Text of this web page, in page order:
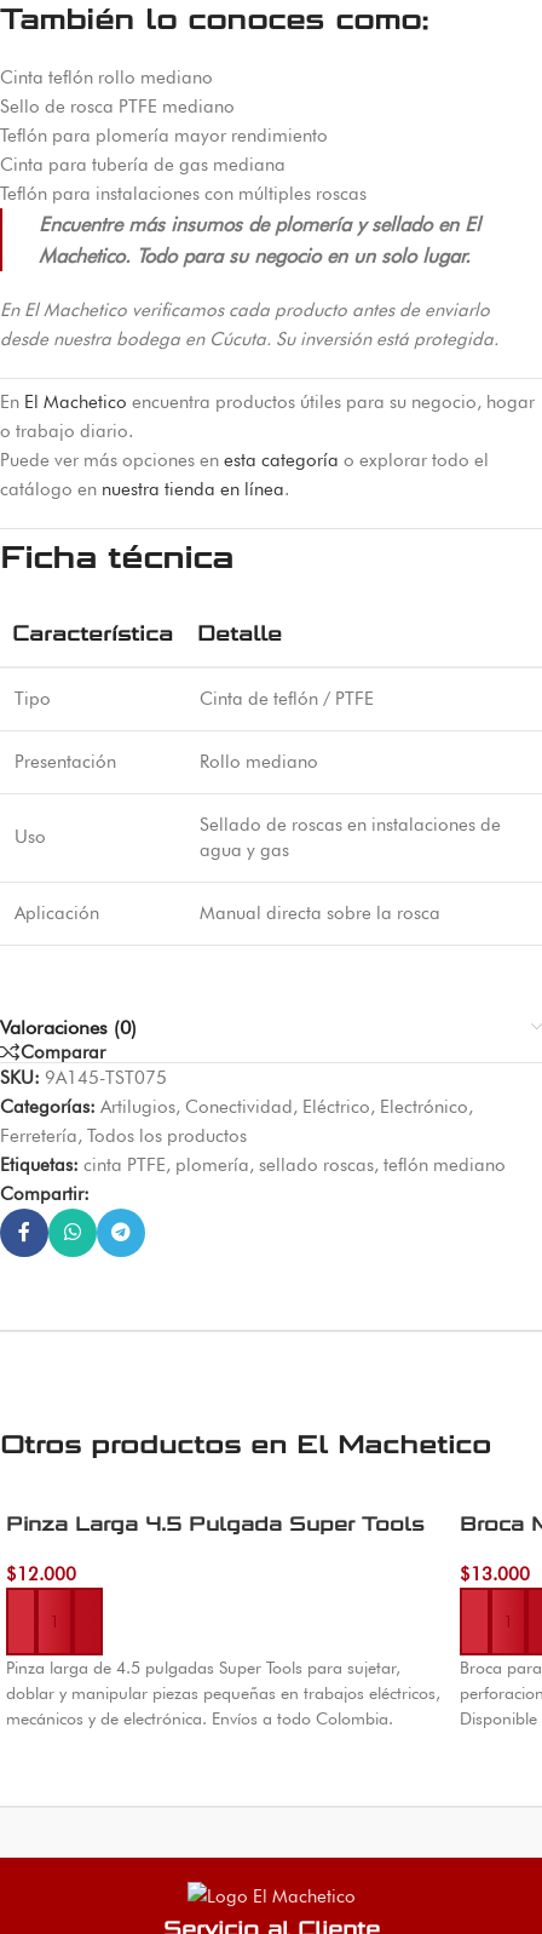
También lo conoces como:
Cinta teflón rollo mediano
Sello de rosca PTFE mediano
Teflón para plomería mayor rendimiento
Cinta para tubería de gas mediana
Teflón para instalaciones con múltiples roscas
Encuentre más insumos de plomería y sellado en El
Machetico. Todo para su negocio en un solo lugar.
En El Machetico verificamos cada producto antes de enviarlo
desde nuestra bodega en Cúcuta. Su inversión está protegida.
En El Machetico encuentra productos útiles para su negocio, hogar
o trabajo diario.
Puede ver más opciones en esta categoría o explorar todo el
catálogo en nuestra tienda en línea.
Ficha técnica
Característica Detalle
Tipo Cinta de teflón / PTFE
Presentación Rollo mediano
Uso
Sellado de roscas en instalaciones de
agua y gas
Aplicación Manual directa sobre la rosca
Valoraciones (0)
Comparar
SKU: 9A145-TST075
Categorías: Artilugios, Conectividad, Eléctrico, Electrónico,
Ferretería, Todos los productos
Etiquetas: cinta PTFE, plomería, sellado roscas, teflón mediano
Compartir:
Otros productos en El Machetico
Pinza Larga 4.5 Pulgada Super Tools
$12.000
Añadir al carrito
Pinza larga de 4.5 pulgadas Super Tools para sujetar,
doblar y manipular piezas pequeñas en trabajos eléctricos,
mecánicos y de electrónica. Envíos a todo Colombia.
Broca
$13.000
Añadir al
Broca